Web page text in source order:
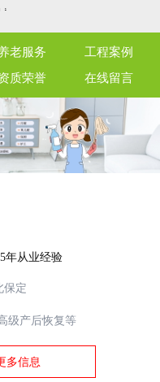
业护工陪护
驿站共话温
的温馨家园
护成长
境，专业保
“新”开始！
驿站共话温
老服务
工程案例
质荣誉 在线留言
5年从业经验
保定
级产后恢复等
多信息